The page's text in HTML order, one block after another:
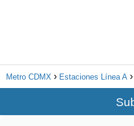
Metro CDMX Estaciones Línea A